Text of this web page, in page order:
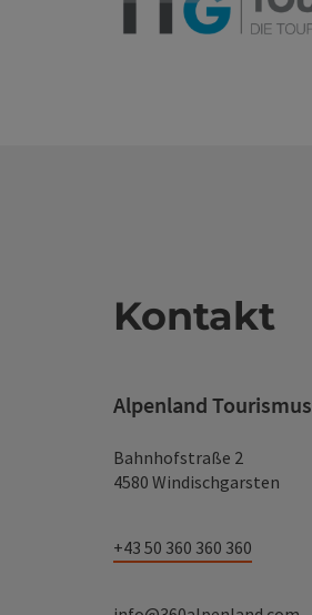
Kontakt
Alpenland
Bahnhofstraße 2
4580 Windischgarsten
+43 50 360 360 360